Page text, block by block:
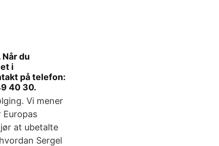
du
i
på telefon:
40 30.
Vi mener
Europas
at ubetalte
Sergel